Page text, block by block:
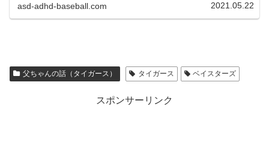
asd-adhd-baseball.com 2021.05.22
父ちゃんの話（タイガース） タイガース ベイスターズ
スポンサーリンク